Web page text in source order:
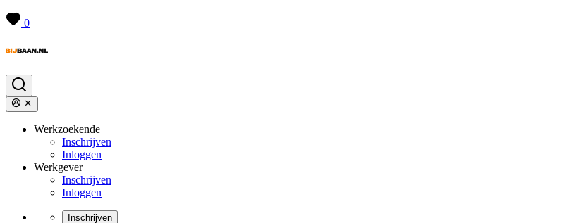
0
Werkzoekende
Inschrijven
Inloggen
Werkgever
Inschrijven
Inloggen
Inschrijven